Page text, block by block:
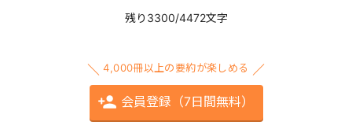
残り3300/4472文字
4,000冊以上の要約が楽しめる
会員登録（7日間無料）